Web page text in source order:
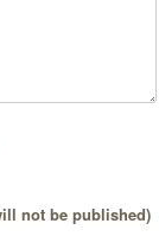
not be published)